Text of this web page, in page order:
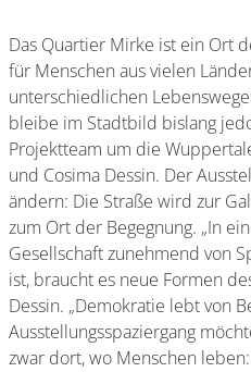
Das Quartier Mirke ist ein Ort
für Menschen aus vielen
unterschiedlichen
bleibe im Stadtbild bislang
Projektteam um die
und Cosima Dessin. Der
ändern: Die Straße wird zur
zum Ort der Begegnung. „In
Gesellschaft zunehmend von
ist, braucht es neue Formen
Dessin. „Demokratie lebt von
Ausstellungsspaziergang
zwar dort, wo Menschen